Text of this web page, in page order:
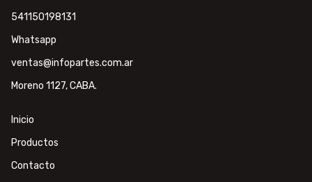
541150198131
Whatsapp
ventas@infopartes.com.ar
Moreno 1127, CABA.
Inicio
Productos
Contacto